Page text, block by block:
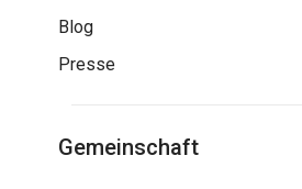
Blog
Presse
Gemeinschaft